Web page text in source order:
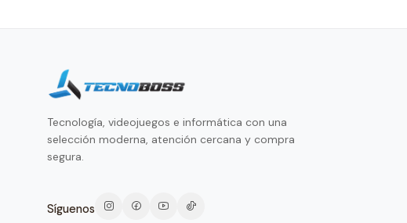
Tecnología, videojuegos e informática con una
selección moderna, atención cercana y compra
segura.
Síguenos